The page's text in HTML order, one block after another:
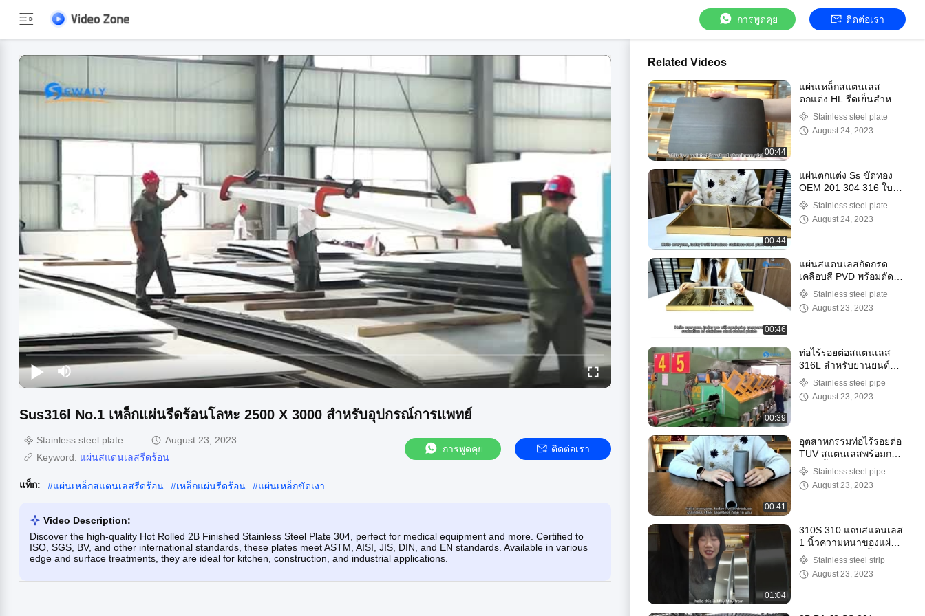
การพูดคุย ติดต่อเรา
Sus316l No.1 เหล็กแผ่นรีดร้อนโลหะ 2500 X 3000 สำหรับอุปกรณ์การแพทย์
Stainless steel plate
August 23, 2023
Keyword: แผ่นสแตนเลสรีดร้อน
การพูดคุย ติดต่อเรา
แท็ก: #แผ่นเหล็กสแตนเลสรีดร้อน #เหล็กแผ่นรีดร้อน #แผ่นเหล็กขัดเงา
Video Description:
Discover the high-quality Hot Rolled 2B Finished Stainless Steel Plate 304, perfect for medical equipment and more. Certified to
ISO, SGS, BV, and other international standards, these plates meet ASTM, AISI, JIS, DIN, and EN standards. Available in various
edge and surface treatments, they are ideal for kitchen, construction, and industrial applications.
Related Videos
00:44
แผ่นเหล็กสแตนเลส
ตกแต่ง HL รีดเย็นสำหรับ
งานก่อสร้าง
Stainless steel plate
August 24, 2023
00:44
แผ่นตกแต่ง Ss ขัดทอง
OEM 201 304 316 ใบรับ
รอง SGS
Stainless steel plate
August 24, 2023
00:46
แผ่นสแตนเลสกัดกรด
เคลือบสี PVD พร้อมดัด
เชื่อมStainless steel plate
August 23, 2023
00:39
ท่อไร้รอยต่อสแตนเลส
316L สำหรับยานยนต์
2mm Sch 80 Ss Pipe
Stainless steel pipe
August 23, 2023
00:41
อุตสาหกรรมท่อไร้รอยต่อ
TUV สแตนเลสพร้อมการ
รักษาพื้นผิวอบอ่อน
Stainless steel pipe
August 23, 2023
01:04
310S 310 แถบสแตนเลส
1 นิ้วความหนาของแผ่น
รีดร้อน 3.0 มม. พื้นผิว 8K
Stainless steel strip
August 23, 2023